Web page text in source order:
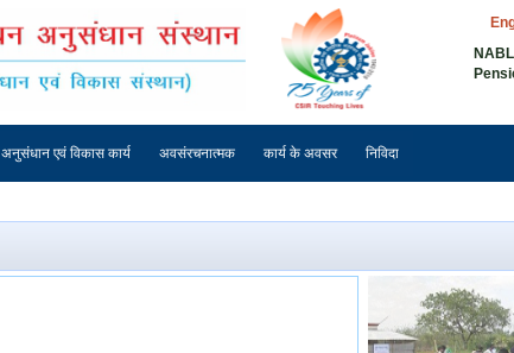
अनुसंधान एवं विकास कार्य अवसंरचनात्मक कार्य के अवसर निविदा